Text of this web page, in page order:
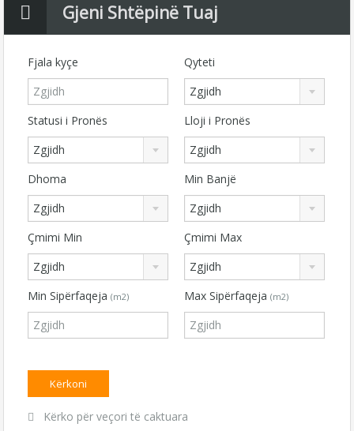
Gjeni Shtëpinë Tuaj
Fjala kyçe
Qyteti
Zgjidh
Statusi i Pronës
Zgjidh
Lloji i Pronës
Zgjidh
Dhoma
Zgjidh
Min Banjë
Zgjidh
Çmimi Min
Zgjidh
Çmimi Max
Zgjidh
Min Sipërfaqeja (m2) Max Sipërfaqeja (m2)
Kërko për veçori të caktuara